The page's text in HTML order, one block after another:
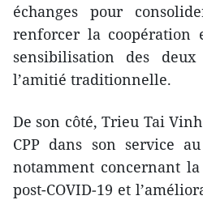
échanges pour
renforcer la coopération
sensibilisation des
l’amitié traditionnelle.
De son côté, Trieu Tai
CPP dans son service
notamment concernant
post-COVID‑19 et